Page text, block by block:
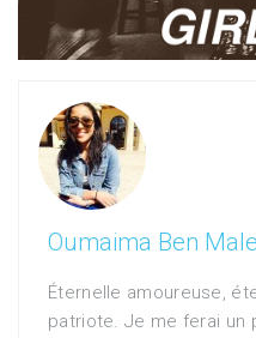
Oumaima Ben
Éternelle amoureuse,
patriote. Je me ferai un